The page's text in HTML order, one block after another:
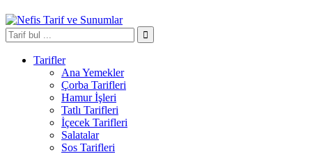
Tarifler
Ana Yemekler
Çorba Tarifleri
Hamur İşleri
Tatlı Tarifleri
İçecek Tarifleri
Salatalar
Sos Tarifleri